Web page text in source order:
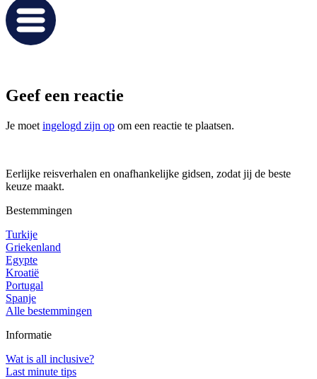
Geef een reactie
Je moet ingelogd zijn op om een reactie te plaatsen.
Eerlijke reisverhalen en onafhankelijke gidsen, zodat jij de beste
keuze maakt.
Bestemmingen
Turkije
Griekenland
Egypte
Kroatië
Portugal
Spanje
Alle bestemmingen
Informatie
Wat is all inclusive?
Last minute tips